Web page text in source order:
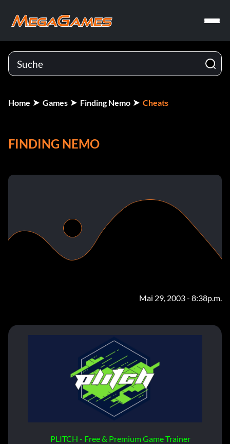
Home Games Finding Nemo Cheats
FINDING NEMO
Mai 29, 2003 - 8:38p.m.
PLITCH - Free & Premium Game Trainer